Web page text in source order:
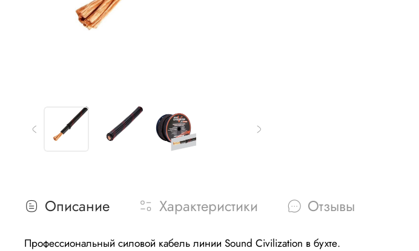
Описание Характеристики Отзывы
Профессиональный силовой кабель линии Sound Civilization в бухте.